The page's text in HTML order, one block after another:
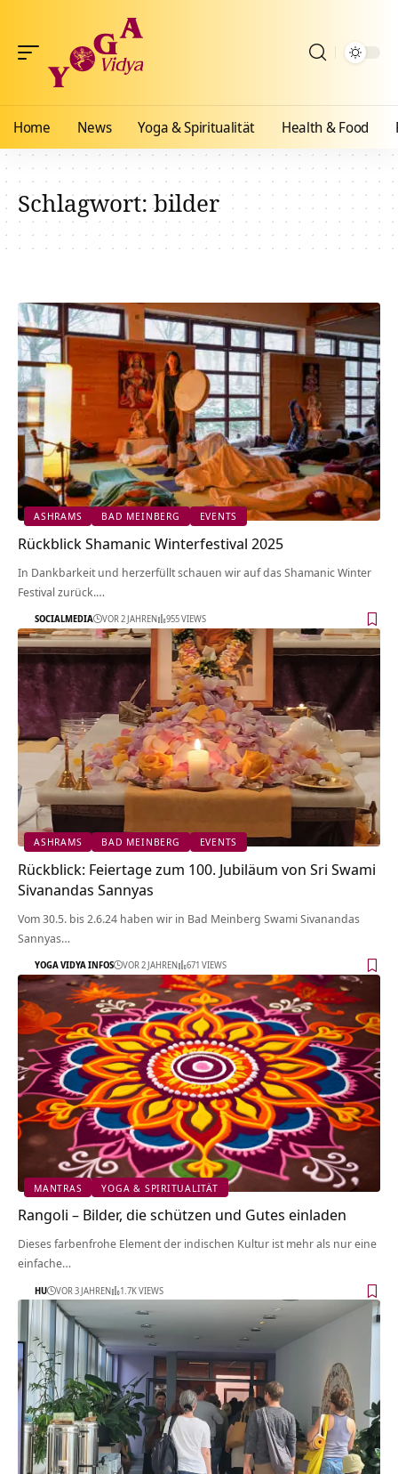
Home News Yoga & Spiritualität Health & Food
Schlagwort:bilder
ASHRAMS BAD MEINBERG EVENTS
Rückblick Shamanic Winterfestival 2025
In Dankbarkeit und herzerfüllt schauen wir auf das Shamanic Winter
Festival zurück.…
SOCIALMEDIA VOR 2 JAHREN 955 VIEWS
ASHRAMS BAD MEINBERG EVENTS
Rückblick: Feiertage zum 100. Jubiläum von Sri Swami
Sivanandas Sannyas
Vom 30.5. bis 2.6.24 haben wir in Bad Meinberg Swami Sivanandas
Sannyas…
YOGA VIDYA INFOS VOR 2 JAHREN 671 VIEWS
MANTRAS YOGA & SPIRITUALITÄT
Rangoli – Bilder, die schützen und Gutes einladen
Dieses farbenfrohe Element der indischen Kultur ist mehr als nur eine
einfache…
HU VOR 3 JAHREN 1.7K VIEWS